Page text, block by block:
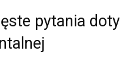
pytania